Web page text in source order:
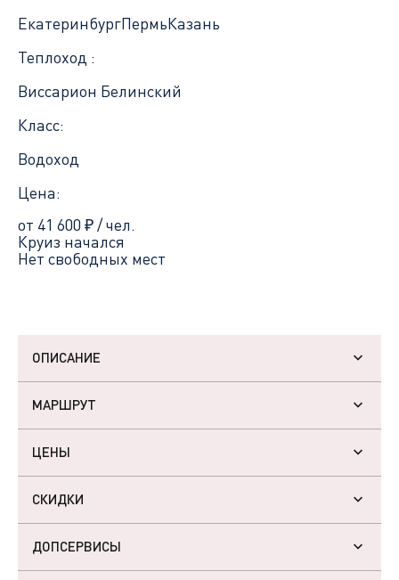
ЕкатеринбургПермьКазань
Теплоход :
Виссарион Белинский
Класс:
Водоход
Цена:
от 41 600 ₽/ чел.
Круиз начался
Нет свободных мест
ОПИСАНИЕ
МАРШРУТ
ЦЕНЫ
СКИДКИ
ДОПСЕРВИСЫ